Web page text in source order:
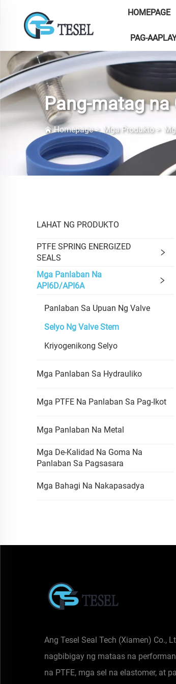
HOMEPAGE
PAG-
Pang-matag na
Homepage> Mga Produkto>
LAHAT NG PRODUKTO
PTFE SPRING ENERGIZED
SEALS
Mga Panlaban Na
API6D/API6A
Panlaban Sa Upuan Ng Valve
Selyo Ng Valve Stem
Kriyogenikong Selyo
Mga Panlaban Sa Hydrauliko
Mga PTFE Na Panlaban Sa Pag-Ikot
Mga Panlaban Na Metal
Mga De-Kalidad Na Goma Na
Panlaban Sa Pagsasara
Mga Bahagi Na Nakapasadya
Ang Tesel Seal Tech (Xiamen) Co.,
nagbibigay ng mataas na
na PTFE, mga sel na elastomer, at